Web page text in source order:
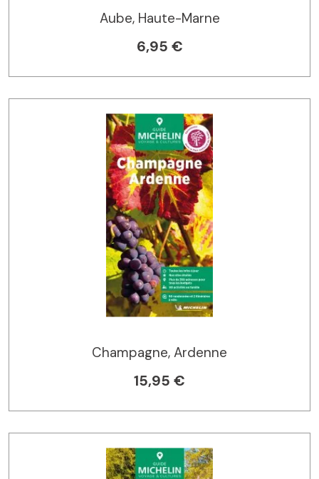
Aube, Haute-Marne
6,95 €
Champagne, Ardenne
15,95 €